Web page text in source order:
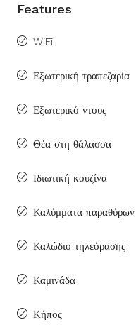
Features
WiFi
Εξωτερική τραπεζαρία
Εξωτερικό ντους
Θέα στη θάλασσα
Ιδιωτική κουζίνα
Καλύμματα παραθύρων
Καλώδιο τηλεόρασης
Καμινάδα
Κήπος